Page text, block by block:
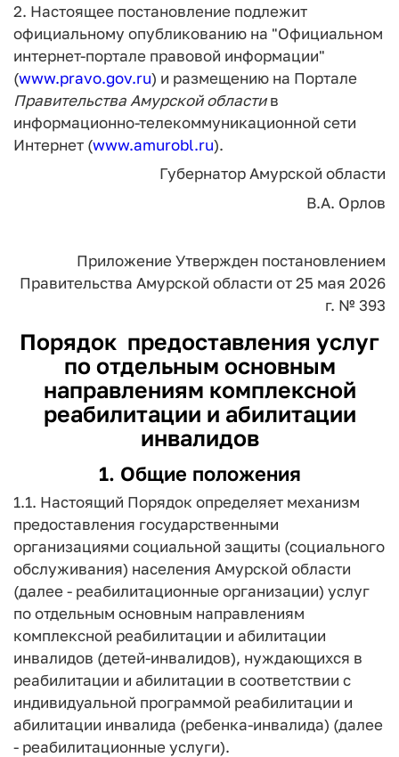
2. Настоящее постановление подлежит
официальному опубликованию на "Официальном
интернет-портале правовой информации"
(www.pravo.gov.ru) и размещению на Портале
Правительства Амурской областив
информационно-телекоммуникационной сети
Интернет (www.amurobl.ru).
Губернатор Амурской области
В.А. Орлов
Приложение Утвержден постановлением
Правительства Амурской области от 25 мая 2026
г. № 393
Порядок предоставления услуг
по отдельным основным
направлениям комплексной
реабилитации и абилитации
инвалидов
1. Общие положения
1.1. Настоящий Порядок определяет механизм
предоставления государственными
организациями социальной защиты (социального
обслуживания) населения Амурской области
(далее - реабилитационные организации) услуг
по отдельным основным направлениям
комплексной реабилитации и абилитации
инвалидов (детей-инвалидов), нуждающихся в
реабилитации и абилитации в соответствии с
индивидуальной программой реабилитации и
абилитации инвалида (ребенка-инвалида) (далее
- реабилитационные услуги).